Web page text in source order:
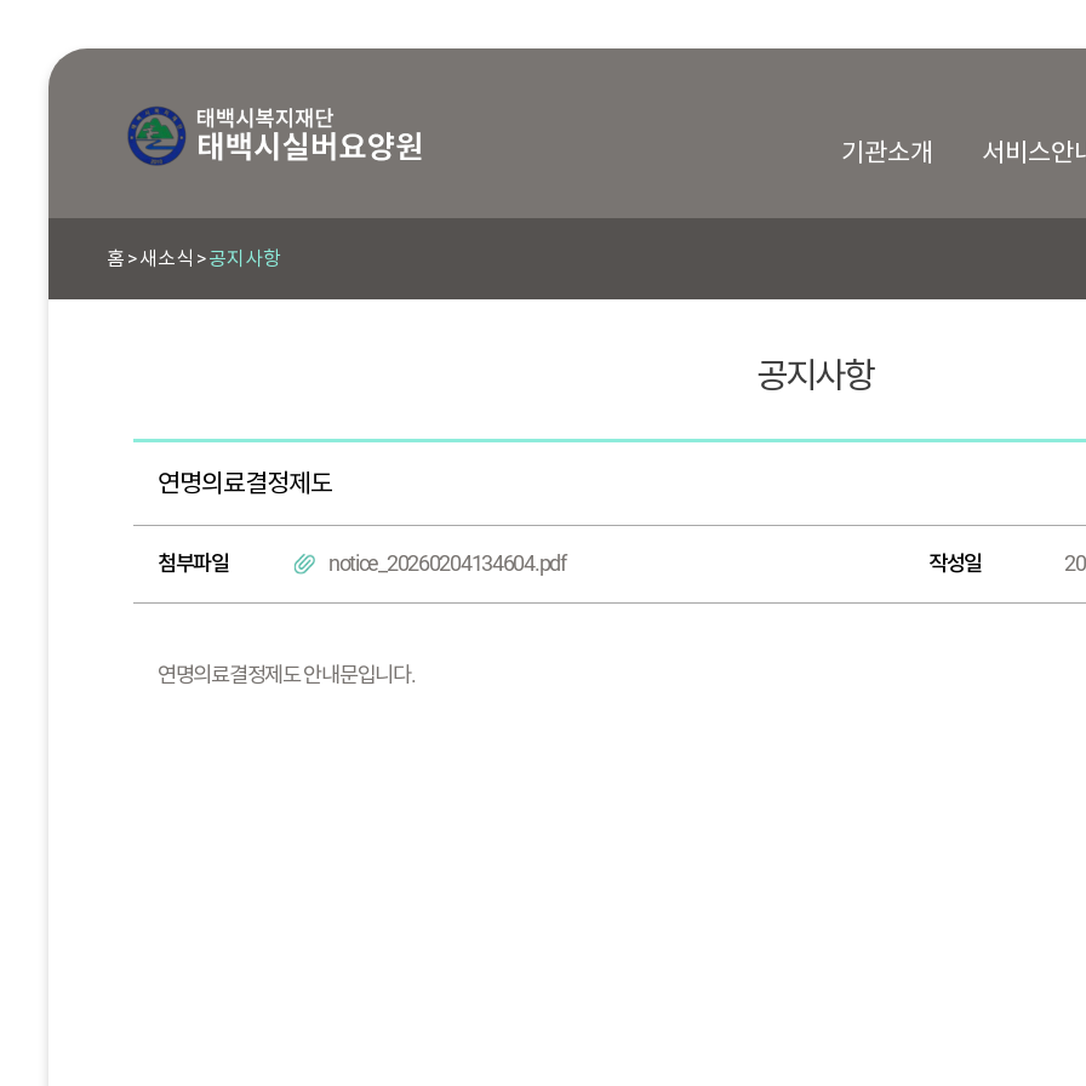
기관소개 서비스안
홈 새소식 공지사항
공지사항
연명의료결정제도
첨부파일 notice_20260204134604.pdf 작성일
연명의료결정제도 안내문입니다.